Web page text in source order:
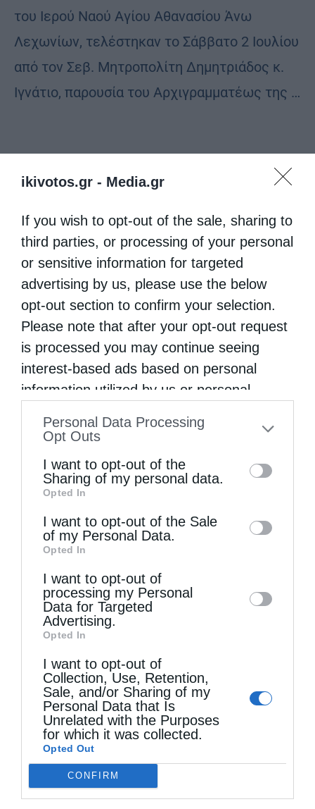
ikivotos.gr - Media.gr
If you wish to opt-out of the sale, sharing to
third parties, or processing of your personal
or sensitive information for targeted
advertising by us, please use the below
opt-out section to confirm your selection.
Please note that after your opt-out request
is processed you may continue seeing
interest-based ads based on personal
information utilized by us or personal
to your opt-out. You may separately opt-out
information by third parties on the IAB’s list
of downstream participants. This
information may also be disclosed by us to
third parties on theIAB’s List of
Downstream Participants
disclose it to other third parties.
Personal Data Processing
Opt Outs
I want to opt-out of the
Sharing of my personal data.
Opted In
I want to opt-out of the Sale
of my Personal Data.
Opted In
I want to opt-out of
processing my Personal
Data for Targeted
Advertising.
Opted In
I want to opt-out of
Collection, Use, Retention,
Sale, and/or Sharing of my
Personal Data that Is
Unrelated with the Purposes
for which it was collected.
Opted Out
CONFIRM
του Ιερού Ναού Αγίου Αθανασίου Άνω
Λεχωνίων, τελέστηκαν το Σάββατο 2 Ιουλίου
από τον Σεβ. Μητροπολίτη Δημητριάδος κ.
Ιγνάτιο, παρουσία του Αρχιγραμματέως της …
Δημητριάδος Ιγνάτιος: «Ο Ναός είναι ο τόπος της
πίστεως, της παράδοσης και της ενότητας»
«Η Πίστη ως Δύναμη Ενότητας και Υπέρβασης
των Παγκόσμιων Κρίσεων» (Ι’ Κυριακή Ματθαίου)
Ελληνικός Ερυθρός Σταυρός: Τι πρέπει να
περιέχει ένα φαρμακείο διακοπών